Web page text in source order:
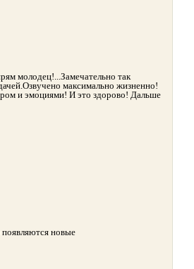
молодец!...Замечательно так
максимально жизненно!
и эмоциями! И это здорово! Дальше
новые